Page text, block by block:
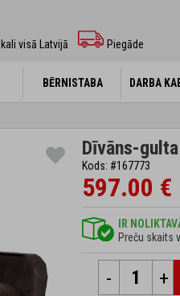
visā Latvijā Piegāde
BĒRNISTABA DARBA
BĒRNISTABA DARBA
Dīvāns-
Kods: #167773
597.00 €
IR
Preču skaits
- +